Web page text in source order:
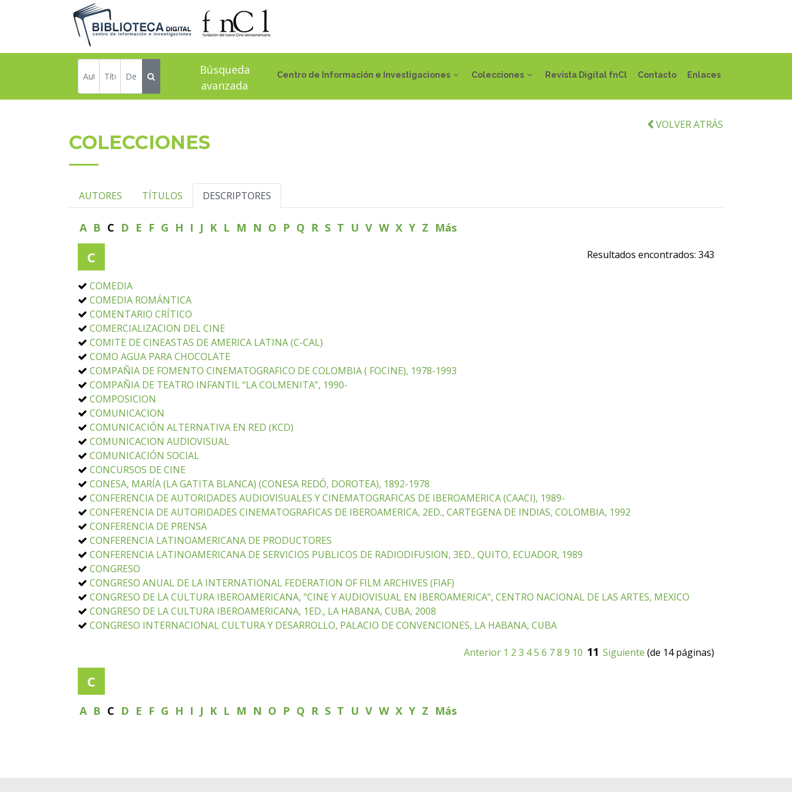
Centro de Información e Investigaciones Colecciones Revista Digital fnCl Contacto Enlaces
Búsqueda
avanzada
VOLVER ATRÁS
COLECCIONES
AUTORES TÍTULOS DESCRIPTORES
A B C D E F G H I J K L M N O P Q R S T U V W X Y Z Más
C Resultados encontrados: 343
COMEDIA
COMEDIA ROMÁNTICA
COMENTARIO CRÍTICO
COMERCIALIZACION DEL CINE
COMITE DE CINEASTAS DE AMERICA LATINA (C-CAL)
COMO AGUA PARA CHOCOLATE
COMPAÑIA DE FOMENTO CINEMATOGRAFICO DE COLOMBIA ( FOCINE), 1978-1993
COMPAÑIA DE TEATRO INFANTIL “LA COLMENITA”, 1990-
COMPOSICION
COMUNICACION
COMUNICACIÓN ALTERNATIVA EN RED (KCD)
COMUNICACION AUDIOVISUAL
COMUNICACIÓN SOCIAL
CONCURSOS DE CINE
CONESA, MARÍA (LA GATITA BLANCA) (CONESA REDÓ, DOROTEA), 1892-1978
CONFERENCIA DE AUTORIDADES AUDIOVISUALES Y CINEMATOGRAFICAS DE IBEROAMERICA (CAACI), 1989-
CONFERENCIA DE AUTORIDADES CINEMATOGRAFICAS DE IBEROAMERICA, 2ED., CARTEGENA DE INDIAS, COLOMBIA, 1992
CONFERENCIA DE PRENSA
CONFERENCIA LATINOAMERICANA DE PRODUCTORES
CONFERENCIA LATINOAMERICANA DE SERVICIOS PUBLICOS DE RADIODIFUSION, 3ED., QUITO, ECUADOR, 1989
CONGRESO
CONGRESO ANUAL DE LA INTERNATIONAL FEDERATION OF FILM ARCHIVES (FIAF)
CONGRESO DE LA CULTURA IBEROAMERICANA, "CINE Y AUDIOVISUAL EN IBEROAMERICA", CENTRO NACIONAL DE LAS ARTES, MEXICO
CONGRESO DE LA CULTURA IBEROAMERICANA, 1ED., LA HABANA, CUBA, 2008
CONGRESO INTERNACIONAL CULTURA Y DESARROLLO, PALACIO DE CONVENCIONES, LA HABANA, CUBA
Anterior 1 2 3 45 6 78 9 10 11 Siguiente (de 14 páginas)
C
A B C D E F G H I J K L M N O P Q R S T U V W X Y Z Más